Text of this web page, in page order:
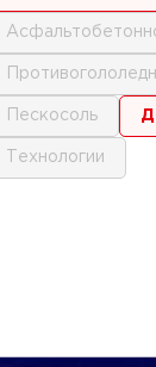
пескосоль
технологии